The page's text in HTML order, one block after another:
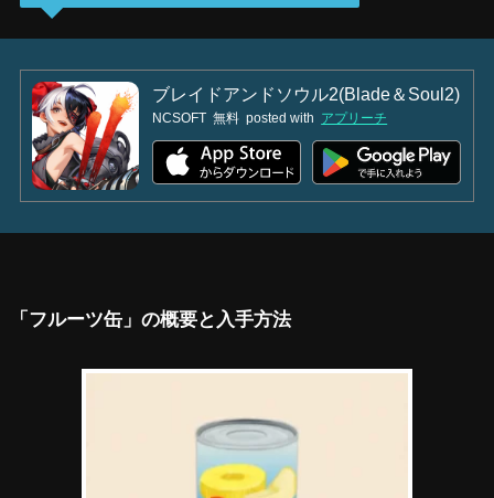
ブレイドアンドソウル2(Blade＆Soul2)
NCSOFT 無料 posted with アプリーチ
「フルーツ缶」の概要と入手方法